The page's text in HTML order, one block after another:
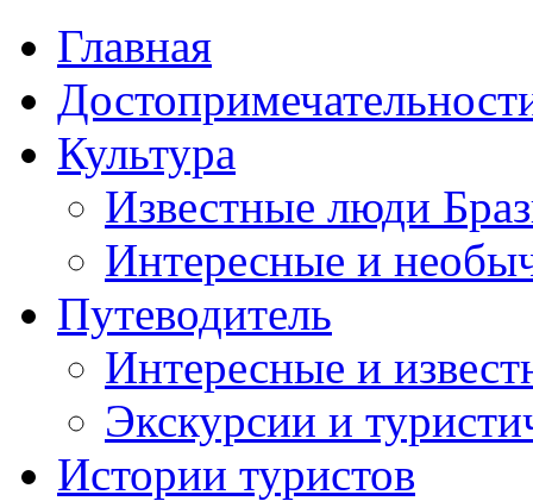
Главная
Культура
Известные люди
Интересные и
Путеводитель
Интересные и
Экскурсии и
Истории туристов